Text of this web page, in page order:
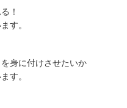
！
す。
身に付けさせたいか
す。